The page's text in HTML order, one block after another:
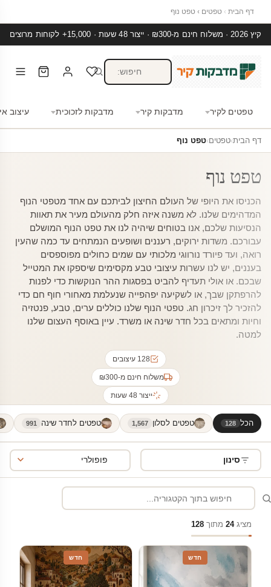
דף הבית › טפטים › טפט נוף
קיץ 2026 · משלוח חינם מ-₪300 · ייצור 48 שעות · 15,000+ לקוחות מרוצים
טפטים לקיר מדבקות קיר מדבקות לזכוכית עיצוב
דף הבית›טפטים›טפט נוף
טפט נוף
הכניסו את היופי של העולם החיצון לביתכם עם אחד מטפטי הנוף
המדהימים שלנו. לא משנה איזה חלק מהעולם מעיר את תאוות
הנסיעות שלכם, אנו בטוחים שיהיה לנו את טפט הנוף המושלם
עבורכם. משדות ירוקים, רעננים ושופעים הנמתחים עד כמה שהעין
רואה, ועד פיורד נורווגי מלכותי עם שמים כחולים מפוספסים
בעננים, יש לנו עשרות עיצובי טבע מקסימים שיספקו את המטייל
שבכם. או אולי תעדיף להביט בפסגות ההר הנוקשות כדי לפנות
להרפתקן שבך, או לשקיעה יפהפייה שנעלמת מאחורי חוף חם כדי
להזכיר לך זיכרון חג. טפטי הנוף שלנו כוללים ערים, טבע, פנטזיה
וחיות ומתאים בכל חדר שינה או משרד. עיין באוסף העצום שלנו
למטה.
128 עיצובים
משלוח חינם מ-₪300
ייצור 48 שעות
הכל 128 טפטים לסלון 1,567 טפטים לחדר שינה 991
סינון
מציג24 מתוך 128
חדש חדש